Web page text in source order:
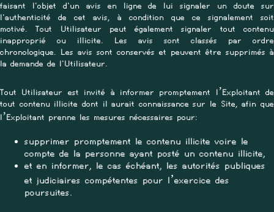
faisant l'objet d'un avis en ligne de lui signaler un doute sur
l'authenticité de cet avis, à condition que ce signalement soit
motivé. Tout Utilisateur peut également signaler tout contenu
inapproprié ou illicite. Les avis sont classés par ordre
chronologique. Les avis sont conservés et peuvent être supprimés à
la demande de l'Utilisateur.
Tout Utilisateur est invité à informer promptement l’Exploitant de
tout contenu illicite dont il aurait connaissance sur le Site, afin que
l’Exploitant prenne les mesures nécessaires pour:
supprimer promptement le contenu illicite voire le
compte de la personne ayant posté un contenu illicite,
et en informer, le cas échéant, les autorités publiques
et judiciaires compétentes pour l’exercice des
poursuites.